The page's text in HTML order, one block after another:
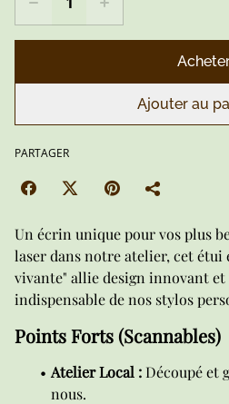
Ajouter au
PARTAGER
Un écrin unique pour vos plus
laser dans notre atelier, cet étui
vivante" allie design innovant
indispensable de nos stylos
Points Forts (Scannables)
Atelier Local :Découpé et
nous.